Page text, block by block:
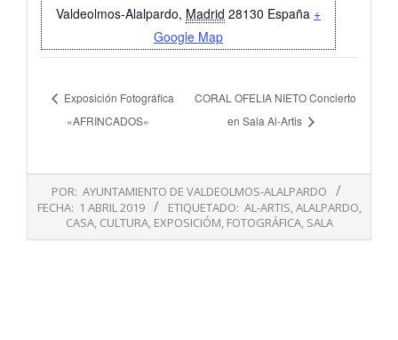
Valdeolmos-Alalpardo, Madrid 28130 España +
Google Map
Exposición Fotográfica
«AFRINCADOS»
CORAL OFELIA NIETO Concierto
en Sala Al-Artis
04-
POR: AYUNTAMIENTO DE VALDEOLMOS-ALALPARDO
FECHA: 1 ABRIL 2019 ETIQUETADO: AL-ARTIS,ALALPARDO,
CASA, CULTURA, EXPOSICIÓM, FOTOGRÁFICA, SALA